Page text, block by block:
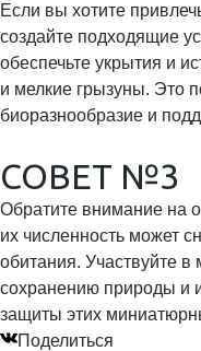
Если вы хотите
создайте подходящие
обеспечьте укрытия и
и мелкие грызуны. Это
биоразнообразие и
СОВЕТ №3
Обратите внимание на
их численность может
обитания. Участвуйте
сохранению природы и
защиты этих
Поделиться